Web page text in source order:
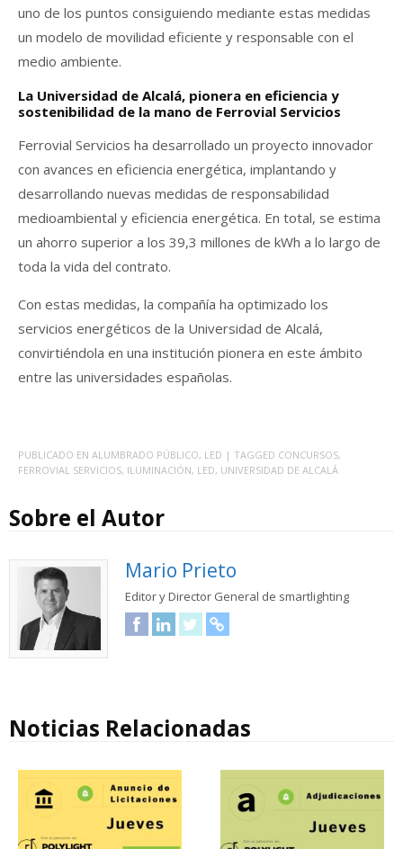
uno de los puntos consiguiendo mediante estas medidas
un modelo de movilidad eficiente y responsable con el
medio ambiente.
La Universidad de Alcalá, pionera en eficiencia y
sostenibilidad de la mano de Ferrovial Servicios
Ferrovial Servicios ha desarrollado un proyecto innovador
con avances en eficiencia energética, implantando y
desarrollando nuevas medidas de responsabilidad
medioambiental y eficiencia energética. En total, se estima
un ahorro superior a los 39,3 millones de kWh a lo largo de
toda la vida del contrato.
Con estas medidas, la compañía ha optimizado los
servicios energéticos de la Universidad de Alcalá,
convirtiéndola en una institución pionera en este ámbito
entre las universidades españolas.
PUBLICADO EN ALUMBRADO PÚBLICO, LED | TAGGED CONCURSOS,
FERROVIAL SERVICIOS, ILUMINACIÓN, LED, UNIVERSIDAD DE ALCALÁ
Sobre el Autor
Mario Prieto
Editor y Director General de smartlighting
FacebookLinkedInTwitter
Noticias Relacionadas